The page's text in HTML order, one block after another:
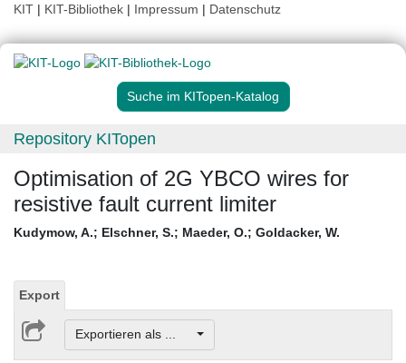
KIT | KIT-Bibliothek | Impressum | Datenschutz
Suche im KITopen-Katalog
Repository KITopen
Optimisation of 2G YBCO wires for
resistive fault current limiter
Kudymow, A.; Elschner, S.; Maeder, O.; Goldacker, W.
Export
Exportieren als ...